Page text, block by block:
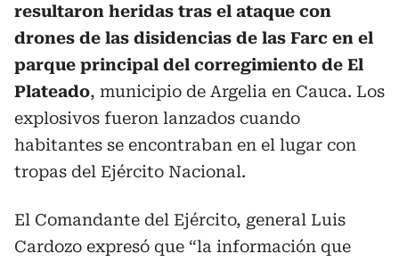
resultaron heridas tras el ataque con
drones de las disidencias de las Farc en el
parque principal del corregimiento de El
Plateado, municipio de Argelia en Cauca. Los
explosivos fueron lanzados cuando
habitantes se encontraban en el lugar con
tropas del Ejército Nacional.
El Comandante del Ejército, general Luis
Cardozo expresó que “la información que